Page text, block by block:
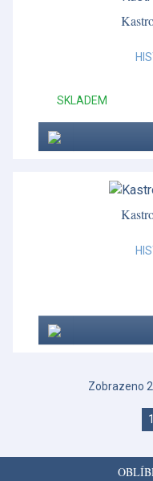
SKLADEM
Zobrazeno
1